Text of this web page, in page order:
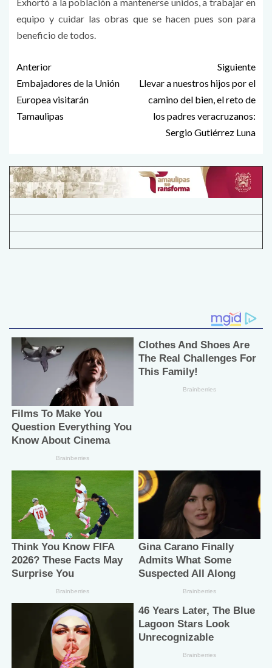
equipo y cuidar las obras que se hacen pues son para
beneficio de todos.
Anterior
Embajadores de la Unión
Europea visitarán
Tamaulipas
Siguiente
Llevar a nuestros hijos por el
camino del bien, el reto de
los padres veracruzanos:
Sergio Gutiérrez Luna